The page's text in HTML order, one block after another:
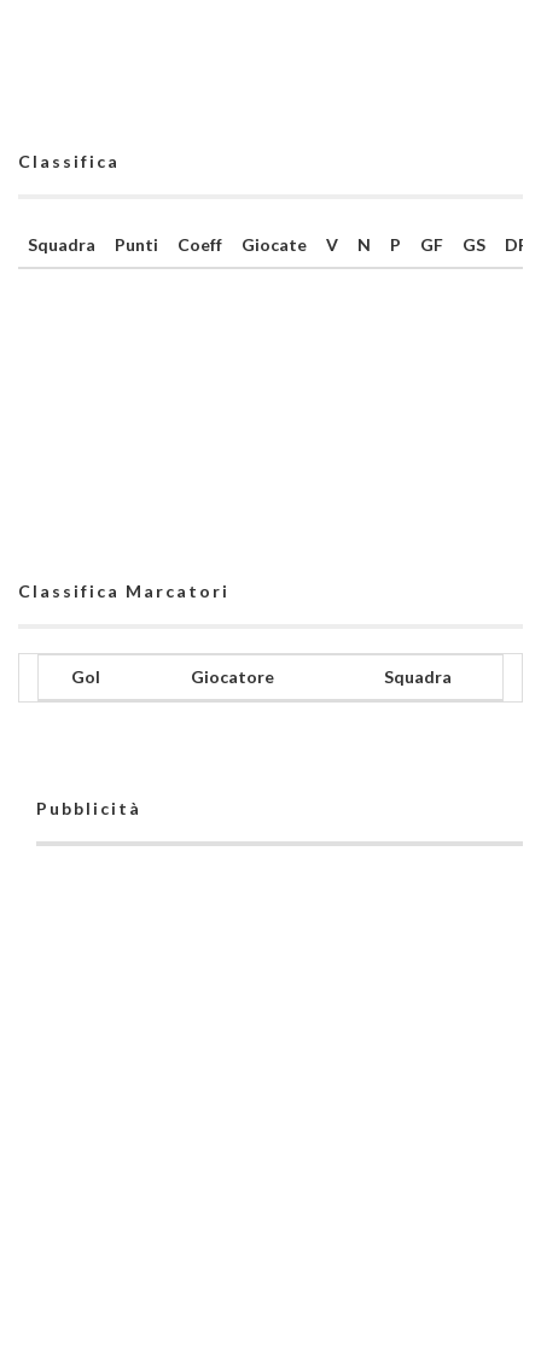
Classifica
Squadra Punti Coeff Giocate V N P GF GS DR
Classifica Marcatori
Gol Giocatore Squadra
Pubblicità